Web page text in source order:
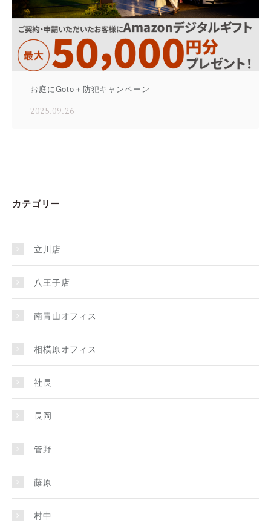
お庭にGoto＋防犯キャンペーン
2025.09.26
カテゴリー
立川店
八王子店
南青山オフィス
相模原オフィス
社長
長岡
管野
藤原
村中